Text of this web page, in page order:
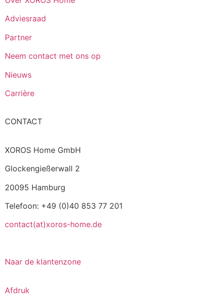
Adviesraad
Partner
Neem contact met ons op
Nieuws
Carrière
CONTACT
XOROS Home GmbH
Glockengießerwall 2
20095 Hamburg
Telefoon: +49 (0)40 853 77 201
contact(at)xoros-home.de
Naar de klantenzone
Afdruk